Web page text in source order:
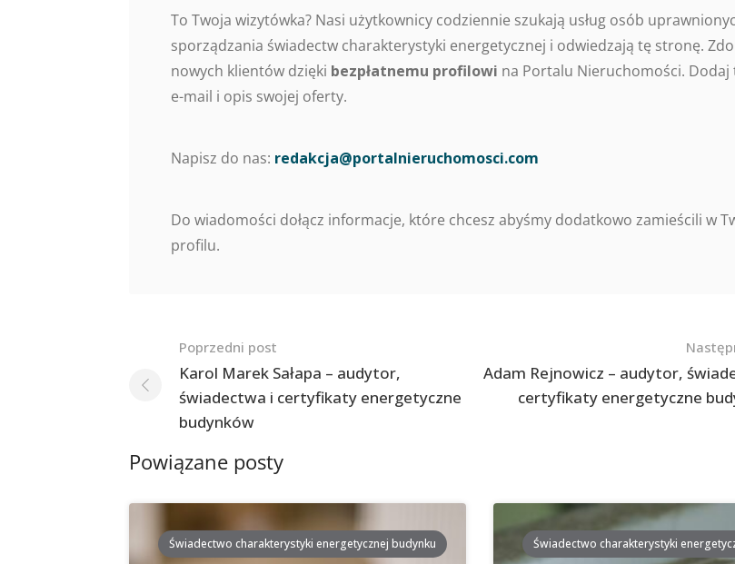
To Twoja wizytówka? Nasi użytkownicy codziennie szukają usług osób
sporządzania świadectw charakterystyki energetycznej i odwiedzają tę stronę.
nowych klientów dzięki bezpłatnemu profilowi na Portalu Nieruchomości. Dodaj
e-mail i opis swojej oferty.
Napisz do nas: redakcja@portalnieruchomosci.com
Do wiadomości dołącz informacje, które chcesz abyśmy dodatkowo zamieścili w
profilu.
Nawigacja
po
postach
Poprzedni post
Karol Marek Sałapa – audytor,
świadectwa i certyfikaty energetyczne
budynków
Adam Rejnowicz – audytor,
certyfikaty energetyczne
Powiązane posty
Świadectwo charakterystyki energetycznej budynku Świadectwo charakterystyki